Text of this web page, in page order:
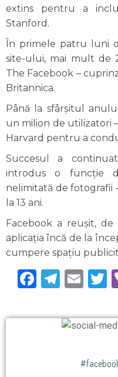
extins pentru a
Stanford.
În primele patru luni
site-ului, mai mult de
The Facebook –
Britannica.
Până la sfârșitul
un milion de utilizatori
Harvard pentru a
Succesul a
introdus o funcție
nelimitată de fotografii
la 13 ani.
Facebook a reușit, de
aplicația încă de la
cumpere spațiu